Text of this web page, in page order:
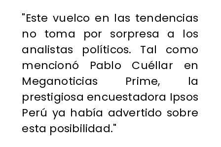
"Este vuelco en las tendencias
no toma por sorpresa a los
analistas políticos. Tal como
mencionó Pablo Cuéllar en
Meganoticias Prime, la
prestigiosa encuestadora Ipsos
Perú ya había advertido sobre
esta posibilidad."